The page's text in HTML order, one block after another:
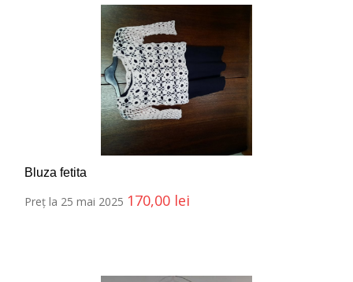
Bluza fetita
Preț la 25 mai 2025 170,00 lei